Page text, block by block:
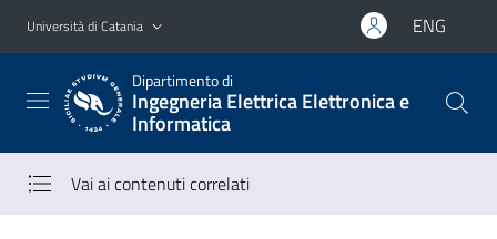
Vai al contenuto principale
Vai al menu di navigazione
Università di Catania ENG
Dipartimento di
Ingegneria Elettrica Elettronica e
Informatica
Vai ai contenuti correlati